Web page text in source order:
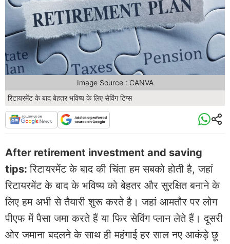
रिटायरमेंट के बाद बेहतर भविष्य के लिए सेविंग टिप्स
Image Source : CANVA
After retirement investment and saving
tips:रिटायरमेंट के बाद की चिंता हम सबको होती है, जहां
रिटायरमेंट के बाद के भविष्य को बेहतर और सुरक्षित बनाने के
लिए हम अभी से तैयारी शुरू करते है। जहां आमतौर पर लोग
पीएफ में पैसा जमा करते हैं या फिर सेविंग प्लान लेते हैं। दूसरी
ओर जमाना बदलने के साथ ही महंगाई हर साल नए आकंड़े छू